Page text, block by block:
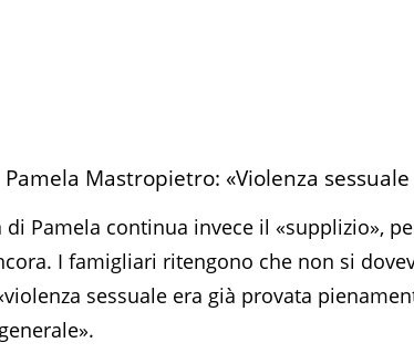
Mastropietro: «Violenza
di Pamela continua invece il «supplizio»,
I famigliari ritengono che non si
sessuale era già provata